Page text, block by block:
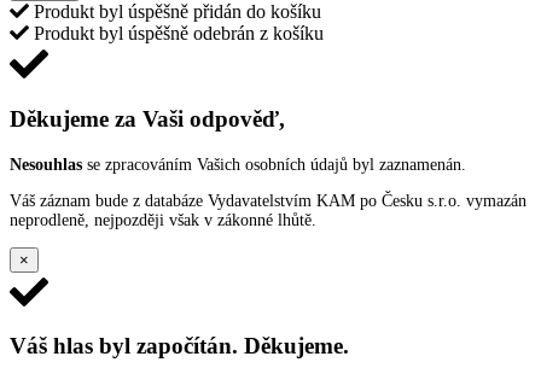
Produkt byl úspěšně přidán do košíku
Produkt byl úspěšně odebrán z košíku
Děkujeme za Vaši odpověď,
Nesouhlas se zpracováním Vašich osobních údajů byl zaznamenán.
Váš záznam bude z databáze Vydavatelstvím KAM po Česku s.r.o. vymazán
neprodleně, nejpozději však v zákonné lhůtě.
×
Váš hlas byl započítán. Děkujeme.